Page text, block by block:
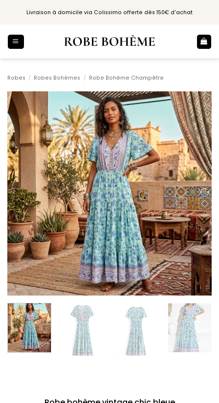
Livraison à domicile via Colissimo offerte dès 150€ d'achat
Robes / Robes Bohèmes / Robe Bohème Champêtre